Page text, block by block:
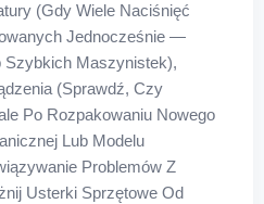
(gdy Wiele Naciśnięć
Jednocześnie —
Szybkich Maszynistek),
(sprawdź, Czy
Po Rozpakowaniu Nowego
Lub Modelu
Problemów Z
Usterki Sprzętowe Od